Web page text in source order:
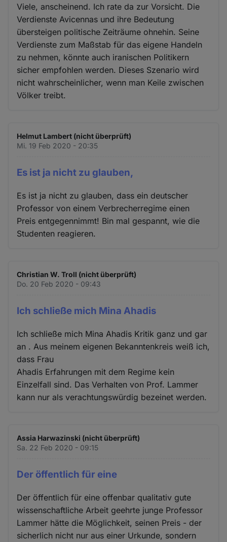
Viele, anscheinend. Ich rate da zur Vorsicht. Die
Verdienste Avicennas und ihre Bedeutung
übersteigen politische Zeiträume ohnehin. Seine
Verdienste zum Maßstab für das eigene Handeln
zu nehmen, könnte auch iranischen Politikern
sicher empfohlen werden. Dieses Szenario wird
nicht wahrscheinlicher, wenn man Keile zwischen
Völker treibt.
Helmut Lambert (nicht überprüft)
Mi. 19 Feb 2020 - 20:35
Es ist ja nicht zu glauben,
Es ist ja nicht zu glauben, dass ein deutscher
Professor von einem Verbrecherregime einen
Preis entgegennimmt! Bin mal gespannt, wie die
Studenten reagieren.
Christian W. Troll (nicht überprüft)
Do. 20 Feb 2020 - 09:43
Ich schließe mich Mina Ahadis
Ich schließe mich Mina Ahadis Kritik ganz und gar
an . Aus meinem eigenen Bekanntenkreis weiß ich,
dass Frau
Ahadis Erfahrungen mit dem Regime kein
Einzelfall sind. Das Verhalten von Prof. Lammer
kann nur als verachtungswürdig bezeinet werden.
Assia Harwazinski (nicht überprüft)
Sa. 22 Feb 2020 - 09:15
Der öffentlich für eine
Der öffentlich für eine offenbar qualitativ gute
wissenschaftliche Arbeit geehrte junge Professor
Lammer hätte die Möglichkeit, seinen Preis - der
sicherlich nicht nur aus einer Urkunde, sondern